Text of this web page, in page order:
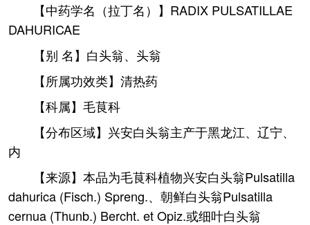
【中药学名（拉丁名）】RADIX PULSATILLAE
DAHURICAE
【别 名】白头翁、头翁
【所属功效类】清热药
【科属】毛茛科
【分布区域】兴安白头翁主产于黑龙江、辽宁、
内
【来源】本品为毛茛科植物兴安白头翁Pulsatilla
dahurica (Fisch.) Spreng.、朝鲜白头翁Pulsatilla
cernua (Thunb.) Bercht. et Opiz.或细叶白头翁